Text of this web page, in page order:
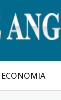
ECONOMIA